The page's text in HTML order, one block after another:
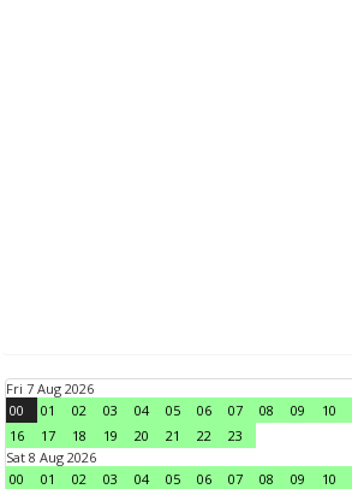
Fri 7 Aug 2026
00
01 02 03 04 05 06 07 08 09 10
16
17 18 19 20 21 22
23
Sat 8 Aug 2026
00
01 02 03 04 05 06 07 08 09 10